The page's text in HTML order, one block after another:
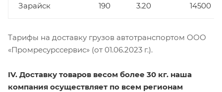
Зарайск 190 3.20 14500
Тарифы на доставку грузов автотранспортом ООО
«Промресурссервис» (от 01.06.2023 г.).
IV. Доставку товаров весом более 30 кг. наша
компания осуществляет по всем регионам